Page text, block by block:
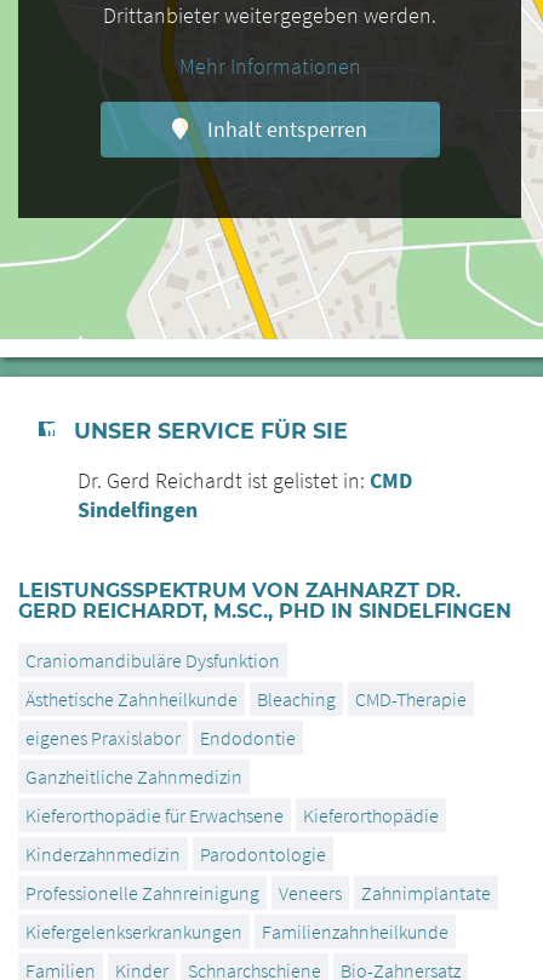
Drittanbieter weitergegeben werden.
Mehr Informationen
Inhalt entsperren
UNSER SERVICE FÜR SIE
Dr. Gerd Reichardt ist gelistet in: CMD
Sindelfingen
LEISTUNGSSPEKTRUM VON ZAHNARZT DR.
GERD REICHARDT, M.SC., PHD IN SINDELFINGEN
Craniomandibuläre Dysfunktion
Ästhetische Zahnheilkunde
Bleaching
CMD-Therapie
eigenes Praxislabor
Endodontie
Ganzheitliche Zahnmedizin
Kieferorthopädie für Erwachsene
Kieferorthopädie
Kinderzahnmedizin
Parodontologie
Professionelle Zahnreinigung
Veneers
Zahnimplantate
Kiefergelenkserkrankungen
Familienzahnheilkunde
Familien
Kinder Schnarchschiene Bio-Zahnersatz